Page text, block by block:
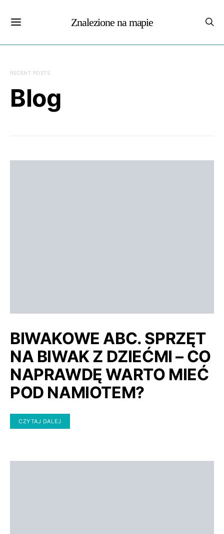
Znalezione na mapie
RECENT POSTS
Blog
BIWAKOWE ABC. SPRZĘT
NA BIWAK Z DZIEĆMI – CO
NAPRAWDĘ WARTO MIEĆ
POD NAMIOTEM?
CZYTAJ DALEJ